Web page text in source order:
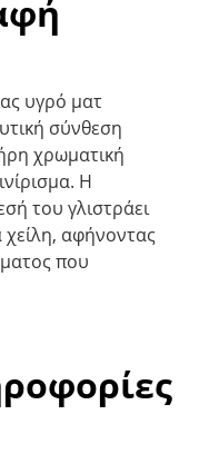
υγρό ματ
σύνθεση
χρωματική
Η
του γλιστράει
αφήνοντας
που